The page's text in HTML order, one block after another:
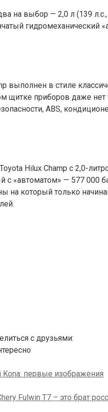
на выбор — 2,0 л (139
гидромеханический
выполнен в стиле
щитке приборов даже
ABS,
Hilux Champ с 2,0-
«автоматом» — 577 000
на который только
с друзьями:
первые изображения
Fulwin T7 – это брат